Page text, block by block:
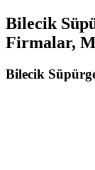
Bilecik
Firmalar,
Bilecik